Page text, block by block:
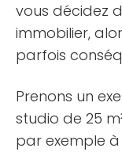
vous décidez
immobilier,
parfois
Prenons un
studio de 25
par exemple à